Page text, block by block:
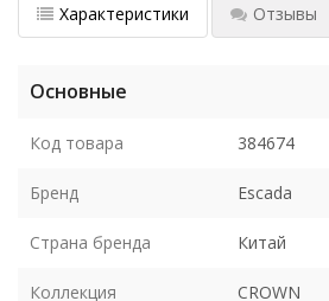
Характеристики Отзывы
Основные
Код товара 384674
Бренд Escada
Страна бренда Китай
Коллекция CROWN